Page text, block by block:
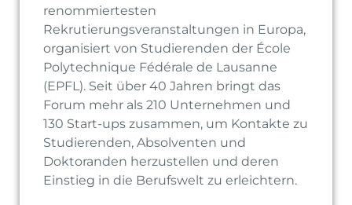
renommiertesten
Rekrutierungsveranstaltungen in Europa,
organisiert von Studierenden der École
Polytechnique Fédérale de Lausanne
(EPFL). Seit über 40 Jahren bringt das
Forum mehr als 210 Unternehmen und
130 Start-ups zusammen, um Kontakte zu
Studierenden, Absolventen und
Doktoranden herzustellen und deren
Einstieg in die Berufswelt zu erleichtern.